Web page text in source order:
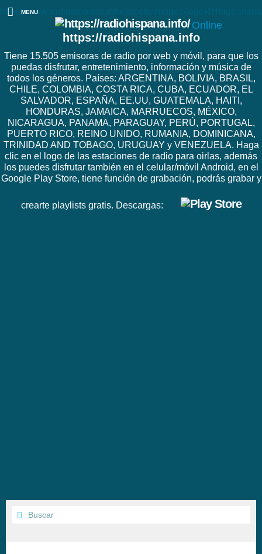
https://www.radiohispana.info/assets/images/
Online
https://radiohispana.info
Tiene 15.505 emisoras de radio por web y móvil, para que los
puedas disfrutar, entretenimiento, información y música de
todos los géneros. Países: ARGENTINA, BOLIVIA, BRASIL,
CHILE, COLOMBIA, COSTA RICA, CUBA, ECUADOR, EL
SALVADOR, ESPAÑA, EE.UU, GUATEMALA, HAITI,
HONDURAS, JAMAICA, MARRUECOS, MÉXICO,
NICARAGUA, PANAMA, PARAGUAY, PERÚ, PORTUGAL,
PUERTO RICO, REINO UNIDO, RUMANIA, DOMINICANA,
TRINIDAD AND TOBAGO, URUGUAY y VENEZUELA. Haga
clic en el logo de las estaciones de radio para oirlas, además
los puedes disfrutar también en el celular/móvil Android, en el
Google Play Store, tiene función de grabación, podrás grabar y
crearte playlists gratis. Descargas:
MENU